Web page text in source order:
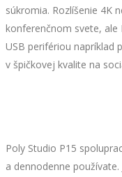
súkromia. Rozlíšenie 4K
konferenčnom svete, ale
USB perifériou napríklad
v špičkovej kvalite na
Poly Studio P15
a dennodenne